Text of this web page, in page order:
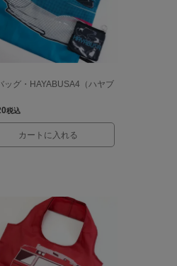
ッグ・HAYABUSA4（ハヤブ
税込
カートに入れる